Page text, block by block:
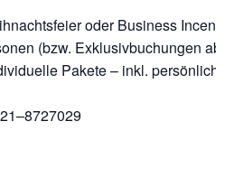
oder Business
(bzw. Exklusivbuchungen ab
Pakete – inkl. persönlicher